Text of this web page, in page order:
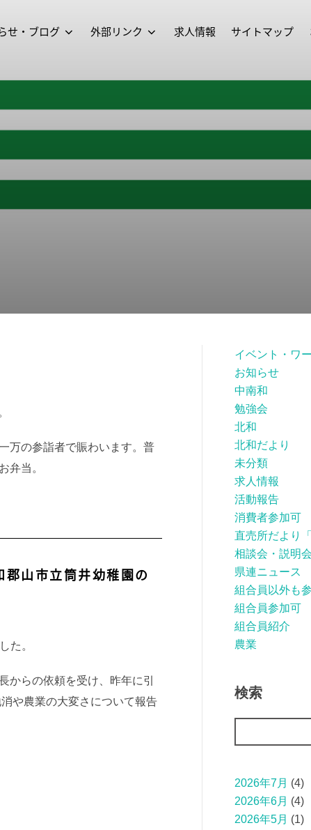
せ・ブログ 外部リンク 求人情報 サイトマップ
万の参詣者で賑わいます。普
弁当。
山市立筒井幼稚園の
た。
からの依頼を受け、昨年に引
や農業の大変さについて報告
イベント・ワ
お知らせ
中南和
勉強会
北和
北和だより
未分類
求人情報
活動報告
消費者参加可
直売所だより
相談会・説明会
県連ニュース
組合員以外も
組合員参加可
組合員紹介
農業
検索
2026年7月 (4)
2026年6月 (4)
2026年5月 (1)